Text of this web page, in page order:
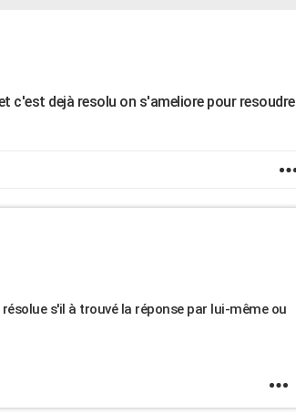
c'est dejà resolu on s'ameliore pour resoudre
s'il à trouvé la réponse par lui-même ou